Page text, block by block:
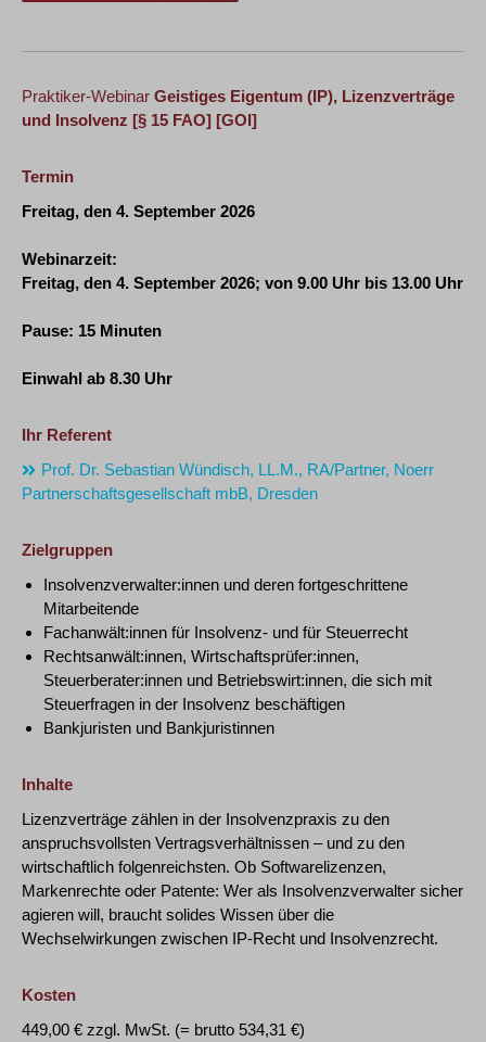
Praktiker-Webinar Geistiges Eigentum (IP), Lizenzverträge
und Insolvenz [§ 15 FAO] [GOI]
Termin
Freitag, den 4. September 2026
Webinarzeit:
Freitag, den 4. September 2026; von 9.00 Uhr bis 13.00 Uhr
Pause: 15 Minuten
Einwahl ab 8.30 Uhr
Ihr Referent
Prof. Dr. Sebastian Wündisch, LL.M., RA/Partner, Noerr
Partnerschaftsgesellschaft mbB, Dresden
Zielgruppen
Insolvenzverwalter:innen und deren fortgeschrittene
Mitarbeitende
Fachanwält:innen für Insolvenz- und für Steuerrecht
Rechtsanwält:innen, Wirtschaftsprüfer:innen,
Steuerberater:innen und Betriebswirt:innen, die sich mit
Steuerfragen in der Insolvenz beschäftigen
Bankjuristen und Bankjuristinnen
Inhalte
Lizenzverträge zählen in der Insolvenzpraxis zu den
anspruchsvollsten Vertragsverhältnissen – und zu den
wirtschaftlich folgenreichsten. Ob Softwarelizenzen,
Markenrechte oder Patente: Wer als Insolvenzverwalter sicher
agieren will, braucht solides Wissen über die
Wechselwirkungen zwischen IP-Recht und Insolvenzrecht.
Kosten
449,00 € zzgl. MwSt. (= brutto 534,31 €)